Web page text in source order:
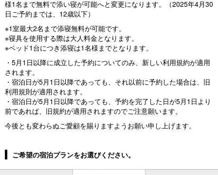
様1名まで無料で添い寝が可能へと変更になります。（2025年4月30
日ご予約までは、12歳以下）
※1室最大2名まで添寝無料が可能です。
※寝具を使用する際は大人料金となります。
※ベッド1台につき添寝は1名様までとなります。
・5月1日以降に成立した予約についてのみ、新しい利用規約が適用
されます。
・宿泊日が5月1日以降であっても、それ以前に予約した場合は、旧
利用規則が適用されます。
・宿泊日が5月1日以降であっても、予約を完了した日が5月1日より
前であれば、旧規約が適用されますのでご注意願います。
今後とも変わらぬご愛顧を賜りますようお願い申し上げます。
ご希望の宿泊プランをお選びください。